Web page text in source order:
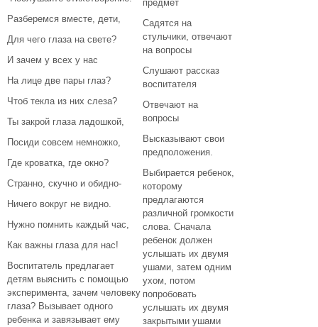
Разберемся вместе, дети,
Для чего глаза на свете?
И зачем у всех у нас
На лице две пары глаз?
Чтоб текла из них слеза?
Ты закрой глаза ладошкой,
Посиди совсем немножко,
Где кроватка, где окно?
Странно, скучно и обидно-
Ничего вокруг не видно.
Нужно помнить каждый час,
Как важны глаза для нас!
Воспитатель предлагает
детям выяснить с помощью
эксперимента, зачем человеку
глаза? Вызывает одного
ребенка и завязывает ему
предмет
Садятся на
стульчики, отвечают
на вопросы
Слушают рассказ
воспитателя
Отвечают на
вопросы
Высказывают свои
предположения.
Выбирается ребенок,
которому
предлагаются
различной громкости
слова. Сначала
ребенок должен
услышать их двумя
ушами, затем одним
ухом, потом
попробовать
услышать их двумя
закрытыми ушами